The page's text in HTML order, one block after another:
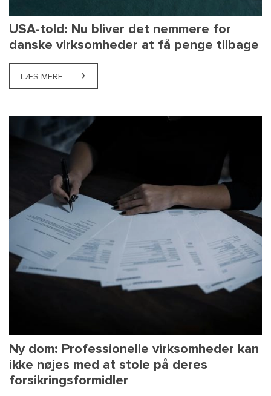
USA-told: Nu bliver det nemmere for
danske virksomheder at få penge tilbage
LÆS MERE ABOUT USA-TOLD: NU BLIVER DET NEMMERE FOR
Ny dom: Professionelle virksomheder kan
ikke nøjes med at stole på deres
forsikringsformidler